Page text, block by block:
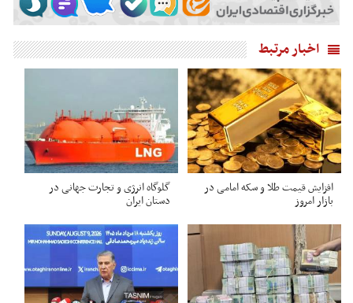
اخبار مرتبط
افزایش قیمت طلا و سکه امامی در
بازار امروز
گلوگاه انرژی و تجارت جهانی در
دستان ایران